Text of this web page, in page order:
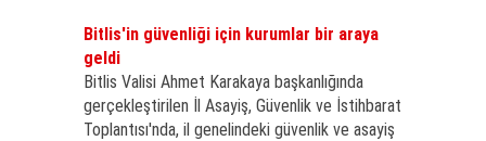
Bitlis'in güvenliği için kurumlar bir araya
geldi
Bitlis Valisi Ahmet Karakaya başkanlığında
gerçekleştirilen İl Asayiş, Güvenlik ve İstihbarat
Toplantısı'nda, il genelindeki güvenlik ve asayiş